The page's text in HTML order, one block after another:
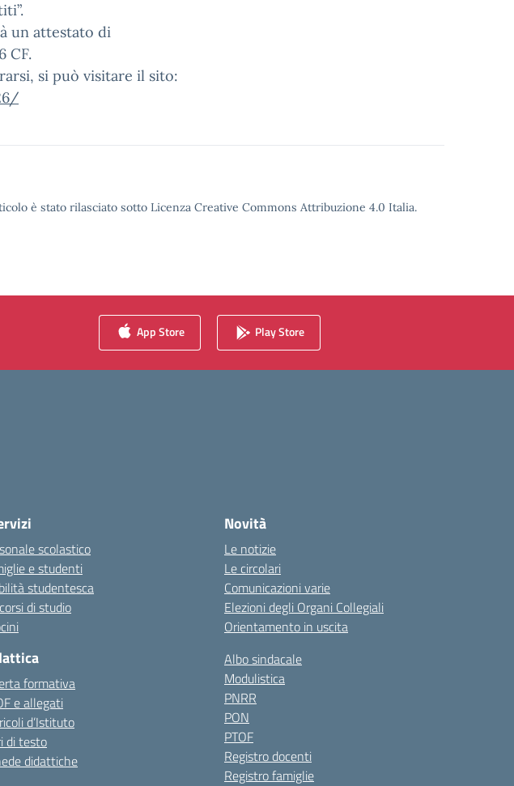
un attestato di
CF.
si può visitare il sito:
è stato rilasciato sotto Licenza Creative Commons Attribuzione 4.0 Italia.
App Store Play Store
scolastico
e studenti
studentesca
di studio
formativa
e allegati
d’Istituto
di testo
didattiche
Novità
Le notizie
Le circolari
Comunicazioni varie
Elezioni degli Organi Collegiali
Orientamento in uscita
Albo sindacale
Modulistica
PNRR
PON
PTOF
Registro docenti
Registro famiglie